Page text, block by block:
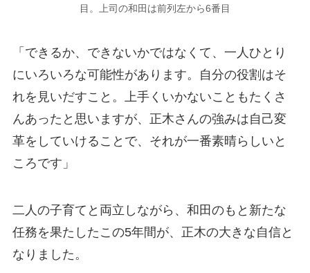
目。上司の和田は前列左から6番目
「できるか、できないかではなくて、一人ひとり
にいろいろな可能性があります。自分の役割はそ
れを見いだすこと。上手くいかないこともたくさ
んあったと思いますが、正木さんの強みは自己変
革をしていけることで、それが一番素晴らしいと
ころです」
二人の子育てと両立しながら、和田のもと新たな
任務を果たしたこの5年間が、正木の大きな自信と
なりました。